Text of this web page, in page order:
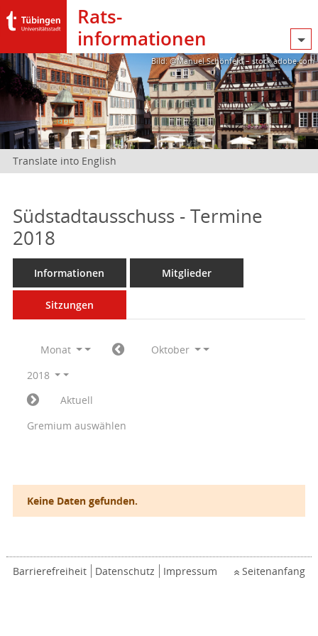
Rats­
informationen
Bild: @Manuel Schönfeld – stock.adobe.com
Translate into English
Südstadtausschuss - Termine
2018
Informationen Mitglieder
Sitzungen
Monat
Oktober
2018
Aktuell
Gremium auswählen
Keine Daten gefunden.
Barrierefreiheit Datenschutz Impressum Seitenanfang